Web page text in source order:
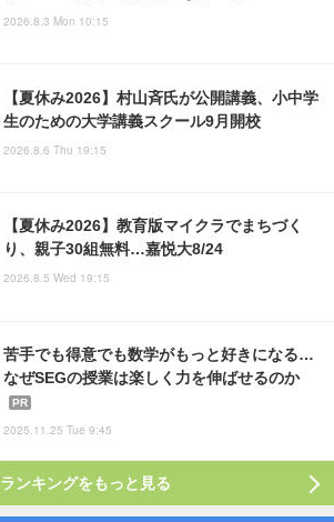
2026.8.3 Mon 10:15
【夏休み2026】村山斉氏が公開講義、小中学
生のための大学講義スクール9月開校
2026.8.6 Thu 19:15
【夏休み2026】教育版マイクラでまちづく
り、親子30組無料…嘉悦大8/24
2026.8.5 Wed 19:15
苦手でも得意でも数学がもっと好きになる…
なぜSEGの授業は楽しく力を伸ばせるのか
PR
2025.11.25 Tue 9:45
ランキングをもっと見る